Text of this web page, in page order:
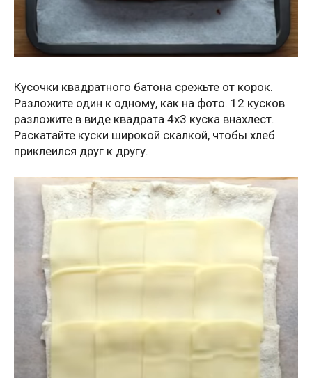
Кусочки квадратного батона срежьте от корок.
Разложите один к одному, как на фото. 12 кусков
разложите в виде квадрата 4х3 куска внахлест.
Раскатайте куски широкой скалкой, чтобы хлеб
приклеился друг к другу.